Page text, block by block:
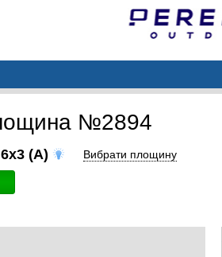
№2894
(A) Вибрати площину